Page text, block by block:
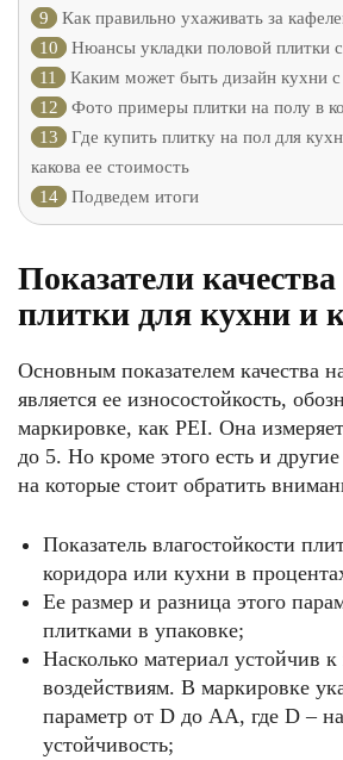
9
Как правильно ухаживать за
10
Нюансы укладки половой плитки
11
Каким может быть дизайн кухни с
12
Фото примеры плитки на полу в
13
Где купить плитку на пол для
какова ее стоимость
14
Подведем итоги
Показатели
плитки для кухни и
Основным показателем качества
является ее износостойкость,
маркировке, как PEI. Она
до 5. Но кроме этого есть и
на которые стоит обратить
Показатель влагостойкости
коридора или кухни в
Ее размер и разница этого
плитками в упаковке;
Насколько материал устойчив
воздействиям. В маркировке
параметр от D до AA, где D –
устойчивость;